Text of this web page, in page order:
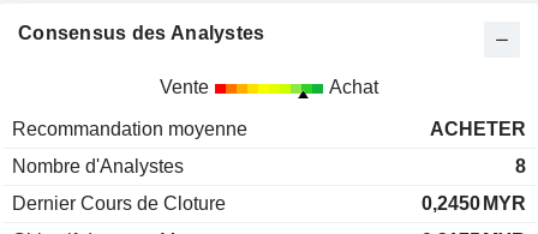
Consensus des Analystes
Vente Achat
Recommandation moyenne
ACHETER
Nombre d'Analystes
8
Dernier Cours de Cloture
0,2450 MYR